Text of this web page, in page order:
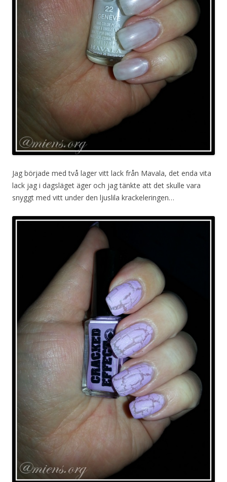
Jag började med två lager vitt lack från Mavala, det enda vita
lack jag i dagsläget äger och jag tänkte att det skulle vara
snyggt med vitt under den ljuslila krackeleringen…